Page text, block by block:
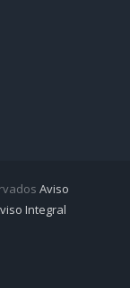
Aviso
Integral